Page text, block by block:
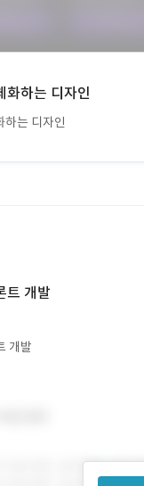
화하는 디자인
하는 디자인
트 개발
개발